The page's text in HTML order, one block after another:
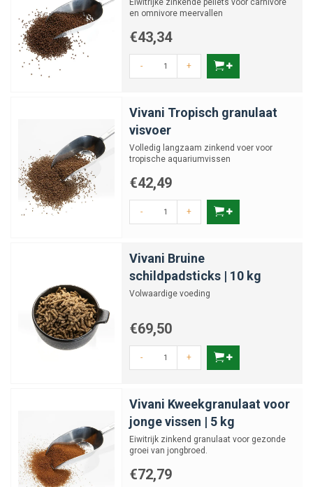
Eiwitrijke zinkende pellets voor carnivore
en omnivore meervallen
€43,34
- +
Vivani Tropisch granulaat
visvoer
Volledig langzaam zinkend voer voor
tropische aquariumvissen
€42,49
- +
Vivani Bruine
schildpadsticks | 10 kg
Volwaardige voeding
€69,50
- +
Vivani Kweekgranulaat voor
jonge vissen | 5 kg
Eiwitrijk zinkend granulaat voor gezonde
groei van jongbroed.
€72,79